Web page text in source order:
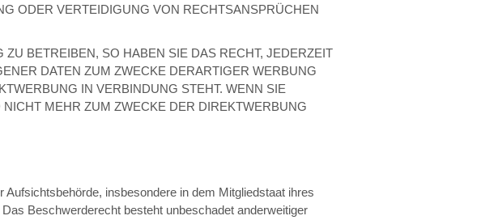
ODER VERTEIDIGUNG VON RECHTSANSPRÜCHEN
BETREIBEN, SO HABEN SIE DAS RECHT, JEDERZEIT
DATEN ZUM ZWECKE DERARTIGER WERBUNG
IN VERBINDUNG STEHT. WENN SIE
MEHR ZUM ZWECKE DER DIREKTWERBUNG
insbesondere in dem Mitgliedstaat ihres
Beschwerderecht besteht unbeschadet anderweitiger